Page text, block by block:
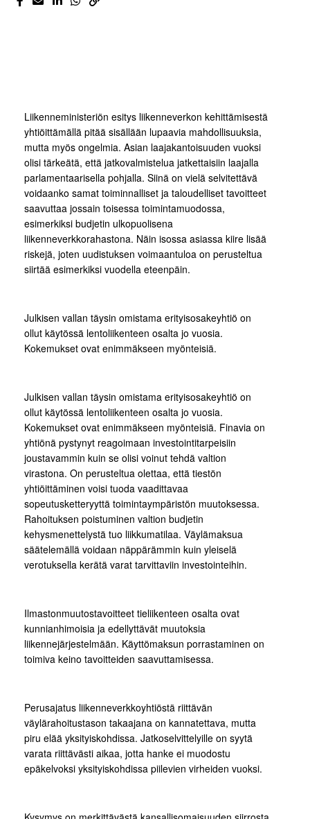
Liikenneministeriön esitys liikenneverkon kehittämisestä
yhtiöittämällä pitää sisällään lupaavia mahdollisuuksia,
mutta myös ongelmia. Asian laajakantoisuuden vuoksi
olisi tärkeätä, että jatkovalmistelua jatkettaisiin laajalla
parlamentaarisella pohjalla. Siinä on vielä selvitettävä
voidaanko samat toiminnalliset ja taloudelliset tavoitteet
saavuttaa jossain toisessa toimintamuodossa,
esimerkiksi budjetin ulkopuolisena
liikenneverkkorahastona. Näin isossa asiassa kiire lisää
riskejä, joten uudistuksen voimaantuloa on perusteltua
siirtää esimerkiksi vuodella eteenpäin.
Julkisen vallan täysin omistama erityisosakeyhtiö on
ollut käytössä lentoliikenteen osalta jo vuosia.
Kokemukset ovat enimmäkseen myönteisiä.
Julkisen vallan täysin omistama erityisosakeyhtiö on
ollut käytössä lentoliikenteen osalta jo vuosia.
Kokemukset ovat enimmäkseen myönteisiä. Finavia on
yhtiönä pystynyt reagoimaan investointitarpeisiin
joustavammin kuin se olisi voinut tehdä valtion
virastona. On perusteltua olettaa, että tiestön
yhtiöittäminen voisi tuoda vaadittavaa
sopeutusketteryyttä toimintaympäristön muutoksessa.
Rahoituksen poistuminen valtion budjetin
kehysmenettelystä tuo liikkumatilaa. Väylämaksua
säätelemällä voidaan näppärämmin kuin yleiselä
verotuksella kerätä varat tarvittaviin investointeihin.
Ilmastonmuutostavoitteet tieliikenteen osalta ovat
kunnianhimoisia ja edellyttävät muutoksia
liikennejärjestelmään. Käyttömaksun porrastaminen on
toimiva keino tavoitteiden saavuttamisessa.
Perusajatus liikenneverkkoyhtiöstä riittävän
väylärahoitustason takaajana on kannatettava, mutta
piru elää yksityiskohdissa. Jatkoselvittelyille on syytä
varata riittävästi aikaa, jotta hanke ei muodostu
epäkelvoksi yksityiskohdissa piilevien virheiden vuoksi.